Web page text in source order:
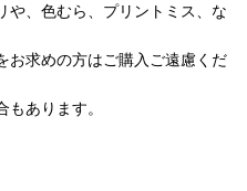
や、色むら、プリントミス、な
お求めの方はご購入ご遠慮くだ
あります。